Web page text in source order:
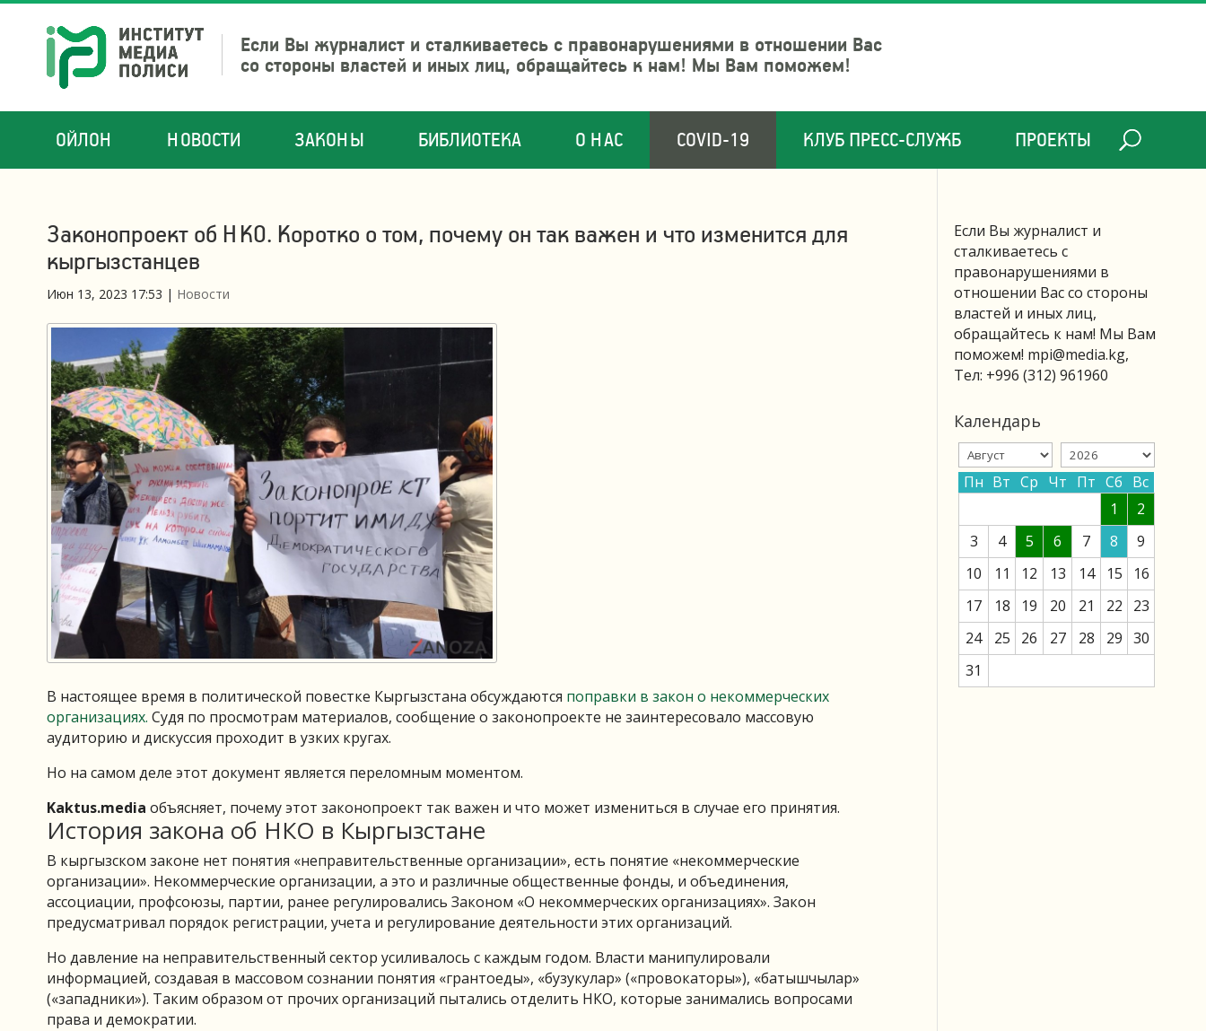
Если Вы журналист и сталкиваетесь с правонарушениями в отношении Вас
со стороны властей и иных лиц, обращайтесь к нам! Мы Вам поможем!
ОЙЛОН НОВОСТИ ЗАКОНЫ БИБЛИОТЕКА О НАС COVID-19 КЛУБ ПРЕСС-СЛУЖБ ПРОЕКТЫ
Законопроект об НКО. Коротко о том, почему он так важен и что изменится для
кыргызстанцев
Июн 13, 2023 17:53 | Новости
В настоящее время в политической повестке Кыргызстана обсуждаются поправки в закон о некоммерческих
организациях. Судя по просмотрам материалов, сообщение о законопроекте не заинтересовало массовую
аудиторию и дискуссия проходит в узких кругах.
Но на самом деле этот документ является переломным моментом.
Kaktus.media объясняет, почему этот законопроект так важен и что может измениться в случае его принятия.
История закона об НКО в Кыргызстане
В кыргызском законе нет понятия «неправительственные организации», есть понятие «некоммерческие
организации». Некоммерческие организации, а это и различные общественные фонды, и объединения,
ассоциации, профсоюзы, партии, ранее регулировались Законом «О некоммерческих организациях». Закон
предусматривал порядок регистрации, учета и регулирование деятельности этих организаций.
Но давление на неправительственный сектор усиливалось с каждым годом. Власти манипулировали
информацией, создавая в массовом сознании понятия «грантоеды», «бузукулар» («провокаторы»), «батышчылар»
(«западники»). Таким образом от прочих организаций пытались отделить НКО, которые занимались вопросами
права и демократии.
Если Вы журналист и
сталкиваетесь с
правонарушениями в
отношении Вас со стороны
властей и иных лиц,
обращайтесь к нам! Мы Вам
поможем! mpi@media.kg,
Тел: +996 (312) 961960
Календарь
Пн Вт Ср Чт Пт Сб Вс
1
2
3
4 5 6 7 8
9
10
11 12 13 14 15
16
17
18 19 20 21 22
23
24
25 26 27 28 29 30
31